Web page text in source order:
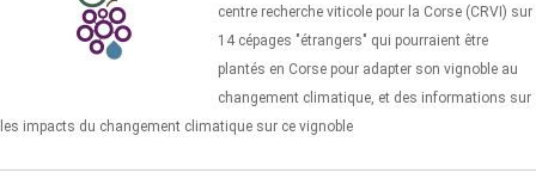
centre recherche viticole pour la Corse (CRVI) sur
14 cépages "étrangers" qui pourraient être
plantés en Corse pour adapter son vignoble au
changement climatique, et des informations sur
les impacts du changement climatique sur ce vignoble